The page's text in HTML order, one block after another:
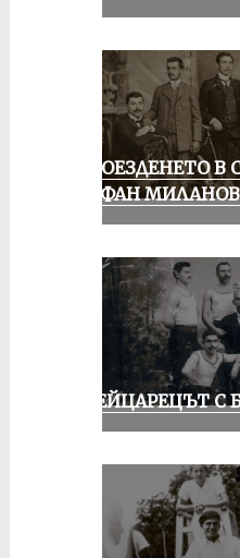
КОЛОЕЗДЕНЕТО
СТЕФАН МИЛАНОВ
ШВЕЙЦАРЕЦЪТ С